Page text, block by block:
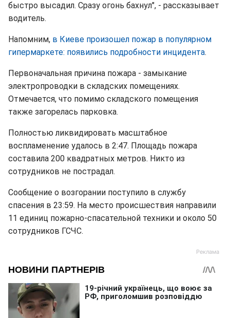
быстро высадил. Сразу огонь бахнул", - рассказывает
водитель.
Напомним, в Киеве произошел пожар в популярном
гипермаркете: появились подробности инцидента.
Первоначальная причина пожара - замыкание
электропроводки в складских помещениях.
Отмечается, что помимо складского помещения
также загорелась парковка.
Полностью ликвидировать масштабное
воспламенение удалось в 2:47. Площадь пожара
составила 200 квадратных метров. Никто из
сотрудников не пострадал.
Сообщение о возгорании поступило в службу
спасения в 23:59. На место происшествия направили
11 единиц пожарно-спасательной техники и около 50
сотрудников ГСЧС.